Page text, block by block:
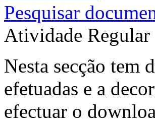
Pesquisar
Atividade Regular
Nesta secção tem
efetuadas e a
efectuar o